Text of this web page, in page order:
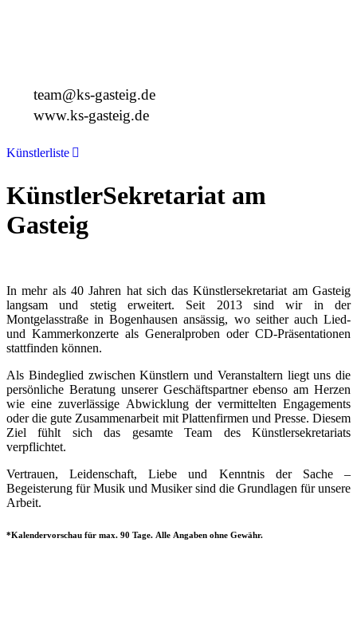
team@ks-gasteig.de
www.ks-gasteig.de
Künstlerliste
KünstlerSekretariat am
Gasteig
In mehr als 40 Jahren hat sich das Künstlersekretariat am Gasteig
langsam und stetig erweitert. Seit 2013 sind wir in der
Montgelasstraße in Bogenhausen ansässig, wo seither auch Lied-
und Kammerkonzerte als Generalproben oder CD-Präsentationen
stattfinden können.
Als Bindeglied zwischen Künstlern und Veranstaltern liegt uns die
persönliche Beratung unserer Geschäftspartner ebenso am Herzen
wie eine zuverlässige Abwicklung der vermittelten Engagements
oder die gute Zusammenarbeit mit Plattenfirmen und Presse. Diesem
Ziel fühlt sich das gesamte Team des Künstlersekretariats
verpflichtet.
Vertrauen, Leidenschaft, Liebe und Kenntnis der Sache –
Begeisterung für Musik und Musiker sind die Grundlagen für unsere
Arbeit.
*Kalendervorschau für max. 90 Tage. Alle Angaben ohne Gewähr.